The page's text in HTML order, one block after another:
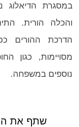
במסגרת
והכלה הורית.
הדרכת ההורים
מסויימות, כגון
נוספים במשפחה.
שתף את